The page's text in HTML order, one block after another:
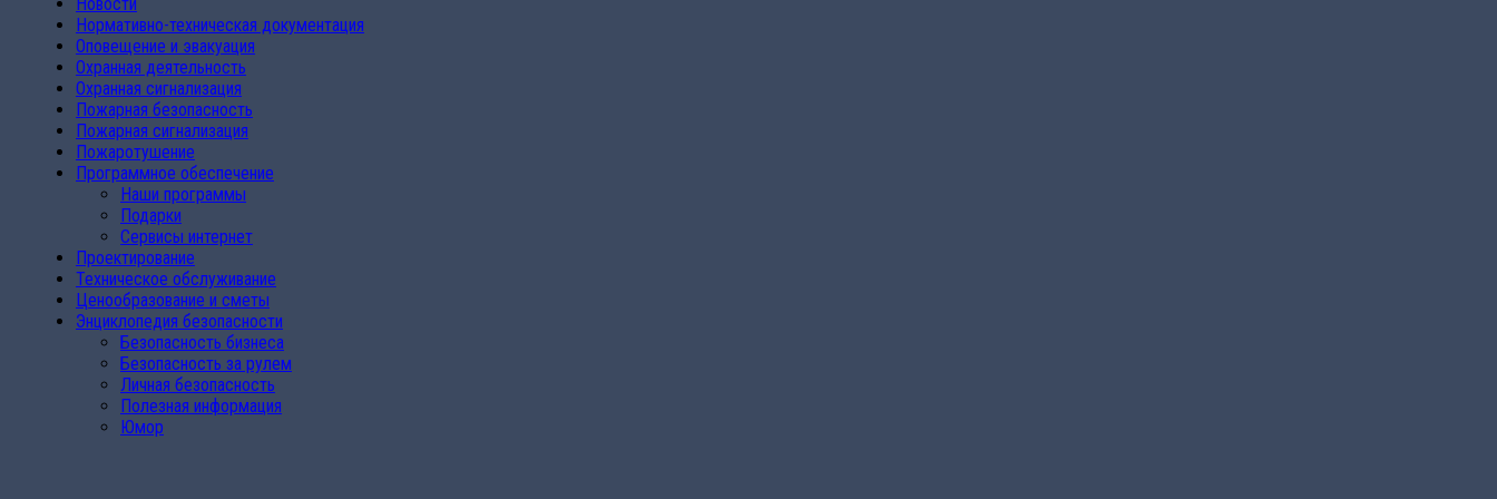
Нормативно-техническая документация
Оповещение и эвакуация
Охранная деятельность
Охранная сигнализация
Пожарная безопасность
Пожарная сигнализация
Пожаротушение
Программное обеспечение
Наши программы
Подарки
Сервисы интернет
Проектирование
Техническое обслуживание
Ценообразование и сметы
Энциклопедия безопасности
Безопасность бизнеса
Безопасность за рулем
Личная безопасность
Полезная информация
Юмор